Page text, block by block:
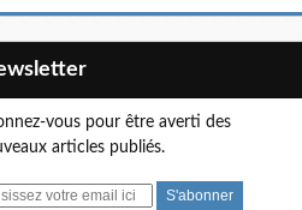
vous pour être averti des
articles publiés.